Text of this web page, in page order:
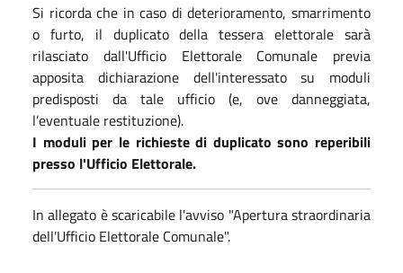
Si ricorda che in caso di deterioramento, smarrimento
o furto, il duplicato della tessera elettorale sarà
rilasciato dall'Ufficio Elettorale Comunale previa
apposita dichiarazione dell'interessato su moduli
predisposti da tale ufficio (e, ove danneggiata,
l’eventuale restituzione).
I moduli per le richieste di duplicato sono reperibili
presso l'Ufficio Elettorale.
In allegato è scaricabile l'avviso "Apertura straordinaria
dell'Ufficio Elettorale Comunale".